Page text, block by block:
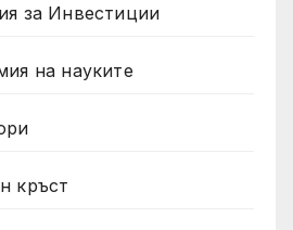
за Инвестиции
на науките
кръст